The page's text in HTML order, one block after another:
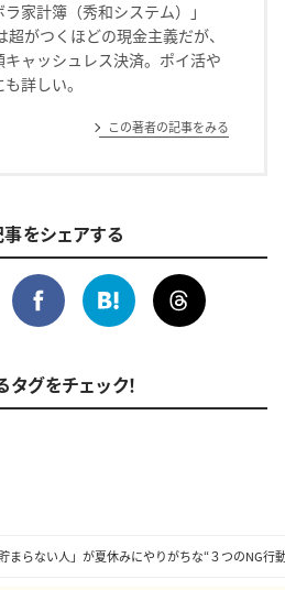
貯まらない人」が夏休みにやりがちな“３つのNG行
ラ家計簿（秀和システム）」
がつくほどの現金主義だが、
ャッシュレス決済。ポイ活や
詳しい。
この著者の記事をみる
をシェアする
グをチェック！